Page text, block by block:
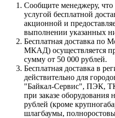
Сообщите менеджеру, что
услугой бесплатной
акционной и
выполнении указанных
Бесплатная доставка по
МКАД) осуществляется
сумму от 50 000 рублей.
Бесплатная доставка в
действительно для
"Байкал-Сервис", ПЭК,
при заказе оборудования
рублей (кроме
шлагбаумы,